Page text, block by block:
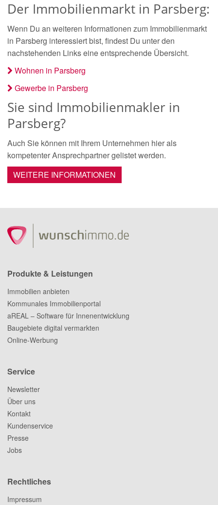
Der Immobilienmarkt in Parsberg:
Wenn Du an weiteren Informationen zum Immobilienmarkt
in Parsberg interessiert bist, findest Du unter den
nachstehenden Links eine entsprechende Übersicht.
Wohnen in Parsberg
Gewerbe in Parsberg
Sie sind Immobilienmakler in
Parsberg?
Auch Sie können mit Ihrem Unternehmen hier als
kompetenter Ansprechpartner gelistet werden.
WEITERE INFORMATIONEN
Produkte & Leistungen
Immobilien anbieten
Kommunales Immobilienportal
aREAL – Software für Innenentwicklung
Baugebiete digital vermarkten
Online-Werbung
Service
Newsletter
Über uns
Kontakt
Kundenservice
Presse
Jobs
Rechtliches
Impressum